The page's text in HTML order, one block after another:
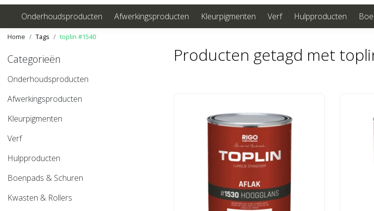
Onderhoudsproducten Afwerkingsproducten Kleurpigmenten Verf Hulpproducten
Home Tags toplin #1540
Categorieën
Onderhoudsproducten
Afwerkingsproducten
Kleurpigmenten
Verf
Hulpproducten
Boenpads & Schuren
Kwasten & Rollers
Producten getagd met